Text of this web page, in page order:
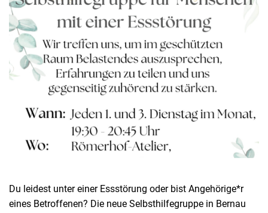
Du leidest unter einer Essstörung oder bist Angehörige*r
eines Betroffenen? Die neue Selbsthilfegruppe in Bernau